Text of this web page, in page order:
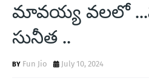
మావయ్య వలలో
సునీత ..
Fun Jio July 10, 2024